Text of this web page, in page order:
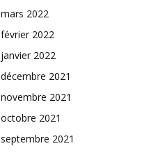
mars 2022
février 2022
janvier 2022
décembre 2021
novembre 2021
octobre 2021
septembre 2021